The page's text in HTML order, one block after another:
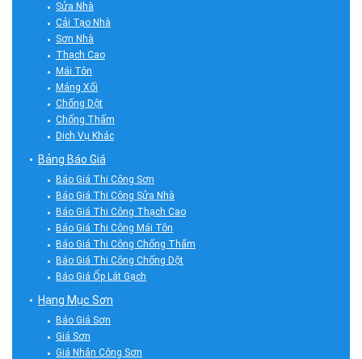
Sửa Nhà
Cải Tạo Nhà
Sơn Nhà
Thạch Cao
Mái Tôn
Máng Xối
Chống Dột
Chống Thấm
Dịch Vụ Khác
Bảng Báo Giá
Báo Giá Thi Công Sơn
Báo Giá Thi Công Sửa Nhà
Báo Giá Thi Công Thạch Cao
Báo Giá Thi Công Mái Tôn
Báo Giá Thi Công Chống Thấm
Báo Giá Thi Công Chống Dột
Báo Giá Ốp Lát Gạch
Hạng Mục Sơn
Báo Giá Sơn
Giá Sơn
Giá Nhân Công Sơn